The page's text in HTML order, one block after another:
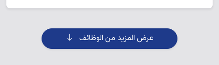
عرض المزيد من الوظائف